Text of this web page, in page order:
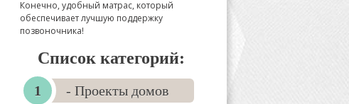
Конечно, удобный матрас, который
обеспечивает лучшую поддержку
позвоночника!
Список категорий:
- Проекты домов